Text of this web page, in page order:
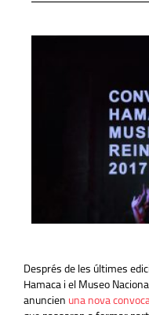
Després de les últimes
Hamaca i el Museo
anuncien una nova